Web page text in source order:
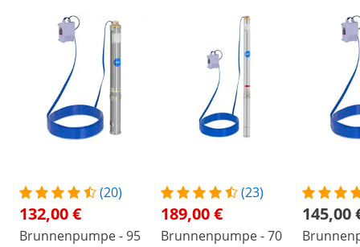
(20)
132,00 €
Brunnenpumpe - 95
(23)
189,00 €
Brunnenpumpe - 70
145,00